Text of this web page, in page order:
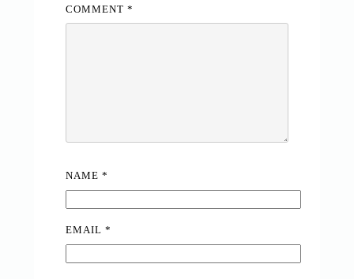
COMMENT *
NAME *
EMAIL *